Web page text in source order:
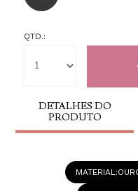
QTD.:
DETALHES DO
PRODUTO
MATERIAL